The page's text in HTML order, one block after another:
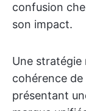
confusion
son impact.
Une
cohérence
présentant